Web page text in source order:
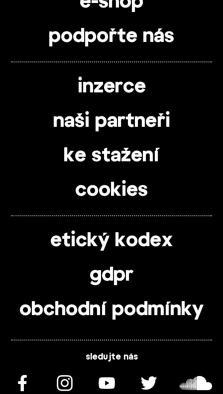
podpořte nás
inzerce
naši partneři
ke stažení
cookies
etický kodex
gdpr
obchodní podmínky
sledujte nás